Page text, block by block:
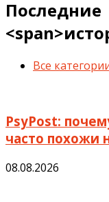
Последние
Все
PsyPost:
часто похожи
08.08.2026